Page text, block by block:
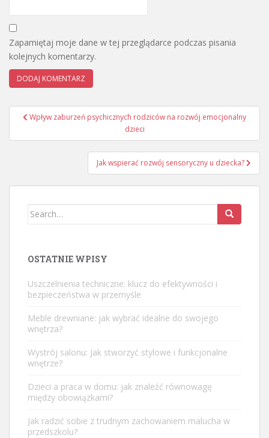
Zapamiętaj moje dane w tej przeglądarce podczas pisania
kolejnych komentarzy.
Nawigacja
Wpływ zaburzeń psychicznych rodziców na rozwój emocjonalny
dzieci
Jak wspierać rozwój sensoryczny u dziecka?
Search
OSTATNIE WPISY
Uszczelnienia techniczne: klucz do efektywności i
bezpieczeństwa w przemyśle
Meble drewniane: jak wybrać idealne do swojego
wnętrza?
Wystrój salonu: Jak stworzyć stylowe i funkcjonalne
wnętrze?
Dzieci a praca w domu: jak znaleźć równowagę
między obowiązkami?
Jak radzić sobie z trudnym zachowaniem malucha w
przedszkolu?